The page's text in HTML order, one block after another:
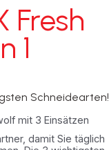
Fresh
1
Schneidearten!
mit 3 Einsätzen
damit Sie täglich